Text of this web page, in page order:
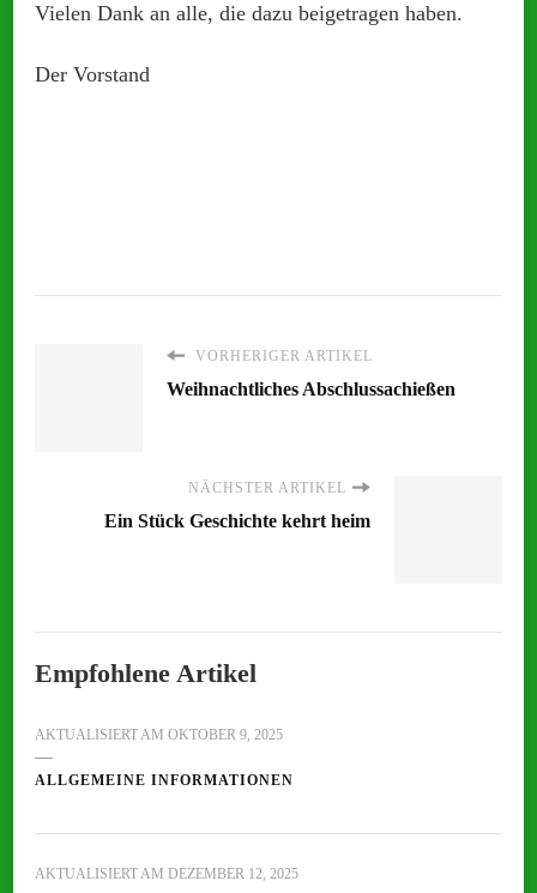
Vielen Dank an alle, die dazu beigetragen haben.
Der Vorstand
VORHERIGER ARTIKEL
Weihnachtliches Abschlussachießen
NÄCHSTER ARTIKEL
Ein Stück Geschichte kehrt heim
Empfohlene Artikel
AKTUALISIERT AM OKTOBER 9, 2025
ALLGEMEINE INFORMATIONEN
AKTUALISIERT AM DEZEMBER 12, 2025